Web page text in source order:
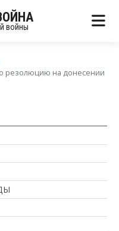
войны
резолюцию на донесении